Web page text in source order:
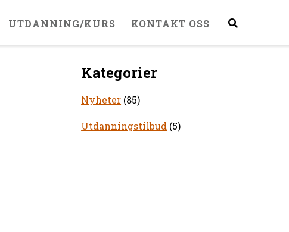
UTDANNING/KURS KONTAKT OSS
Kategorier
Nyheter (85)
Utdanningstilbud (5)